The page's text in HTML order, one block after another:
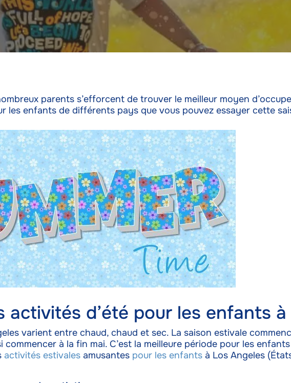
parents s’efforcent de trouver le meilleur moyen
les enfants de différents pays que vous pouvez essayer cette
activités d’été pour les enfants
varient entre chaud, chaud et sec. La saison estivale
commencer à la fin mai. C’est la meilleure période pour les
activités estivales amusantes pour les enfants à Los Angeles